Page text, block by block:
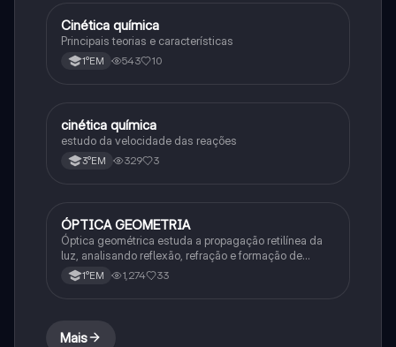
Química
Cinética química
Principais teorias e características
1°EM 543 10
Química
cinética química
estudo da velocidade das reações
3°EM 329 3
Química
ÓPTICA GEOMETRIA
Óptica geométrica estuda a propagação retilínea da
luz, analisando reflexão, refração e formação de
imagens em espelhos e lentes. Usa princípios como
os de Snell-Descartes e Fermat.
1°EM 1,274 33
Mais